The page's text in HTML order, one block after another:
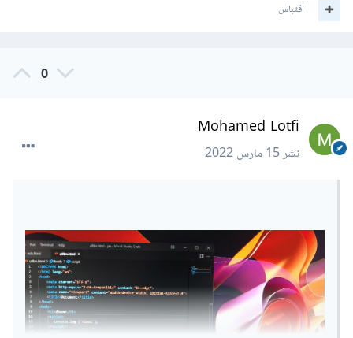
اقتباس
0
Mohamed Lotfi
نشر15 مارس 2022